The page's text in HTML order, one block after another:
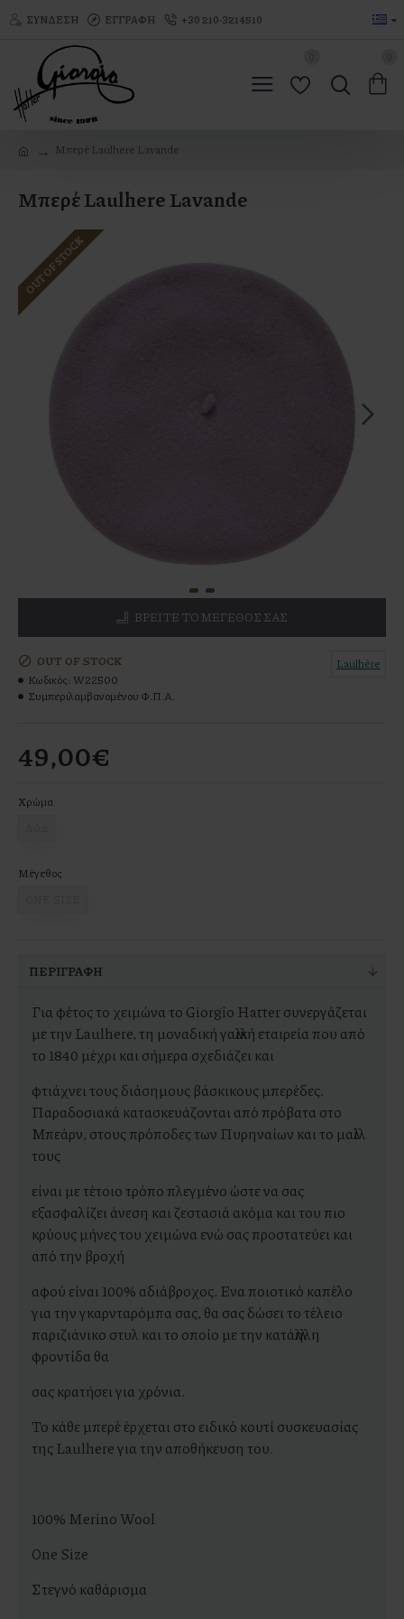
ΣΎΝΔΕΣΗ ΕΓΓΡΑΦΉ +30 210-3214510
Μπερέ Laulhere Lavande
Μπερέ Laulhere Lavande
OUT OF STOCK
ΒΡΕΊΤΕ ΤΟ ΜΕΓΕΘΌΣ ΣΑΣ
49,00€
OUT OF STOCK
Κωδικός: W22500
Συμπεριλαμβανομένου Φ.Π.Α.
Laulhère
Χρώμα
Μέγεθος
ΠΕΡΙΓΡΑΦΉ
Για φέτος το χειμώνα το Giorgio Hatter συνεργάζεται
με την Laulhere, τη μοναδική γαλλική εταιρεία που από
το 1840 μέχρι και σήμερα σχεδιάζει και
φτιάχνει τους διάσημους βάσκικους μπερέδες.
Παραδοσιακά κατασκευάζονται από πρόβατα στο
Μπεάρν, στους πρόποδες των Πυρηναίων και το μαλλί
τους
είναι με τέτοιο τρόπο πλεγμένο ώστε να σας
εξασφαλίζει άνεση και ζεστασιά ακόμα και του πιο
κρύους μήνες του χειμώνα ενώ σας προστατεύει και
από την βροχή
αφού είναι 100% αδιάβροχος. Ενα ποιοτικό καπέλο
για την γκαρνταρόμπα σας, θα σας δώσει το τέλειο
παριζιάνικο στυλ και το οποίο με την κατάλληλη
φροντίδα θα
σας κρατήσει για χρόνια.
Το κάθε μπερέ έρχεται στο ειδικό κουτί συσκευασίας
της Laulhere για την αποθήκευση του.
100% Merino Wool
One Size
Στεγνό καθάρισμα